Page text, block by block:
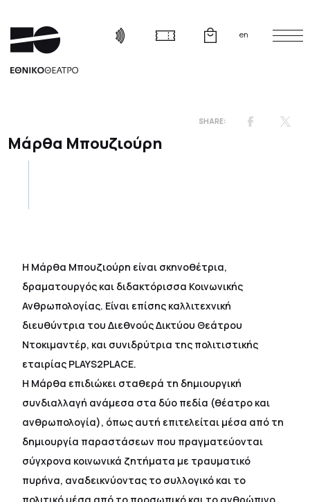
en
Μάρθα Μπουζιούρη
Η Μάρθα Μπουζιούρη είναι σκηνοθέτρια,
δραματουργός και διδακτόρισσα Κοινωνικής
Ανθρωπολογίας. Είναι επίσης καλλιτεχνική
διευθύντρια του Διεθνούς Δικτύου Θεάτρου
Ντοκιμαντέρ, και συνιδρύτρια της πολιτιστικής
εταιρίας PLAYS2PLACE.
Η Μάρθα επιδιώκει σταθερά τη δημιουργική
συνδιαλλαγή ανάμεσα στα δύο πεδία (θέατρο και
ανθρωπολογία), όπως αυτή επιτελείται μέσα από τη
δημιουργία παραστάσεων που πραγματεύονται
σύγχρονα κοινωνικά ζητήματα με τραυματικό
πυρήνα, αναδεικνύοντας το συλλογικό και το